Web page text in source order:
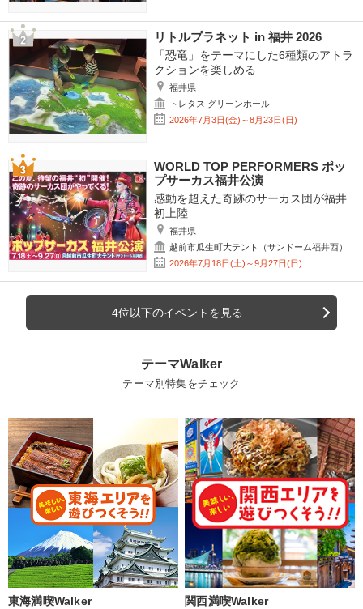
リトルプラネット in 福井 2026
「恐竜」をテーマにした6種類のアトラ
クションを楽しめる
福井県
トレタス グリーンホール
2026年7月3日(金)～8月23日(日)
WORLD TOP PERFORMERS ポッ
プサーカス福井公演
感動を超えた奇跡のサーカス団が福井
初上陸
福井県
越前市瓜生町大テント（サンドーム福井西）
2026年7月18日(土)～9月27日(日)
4位以下のイベントを見る
テーマWalker
テーマ別特集をチェック
東海満喫Walker 関西満喫Walker